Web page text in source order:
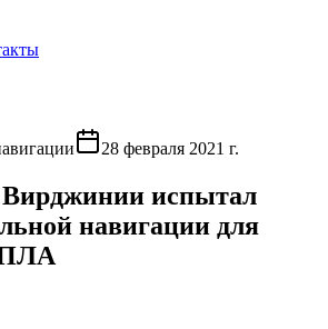
28 февраля 2021 г.
Вирджинии испытал
навигации для